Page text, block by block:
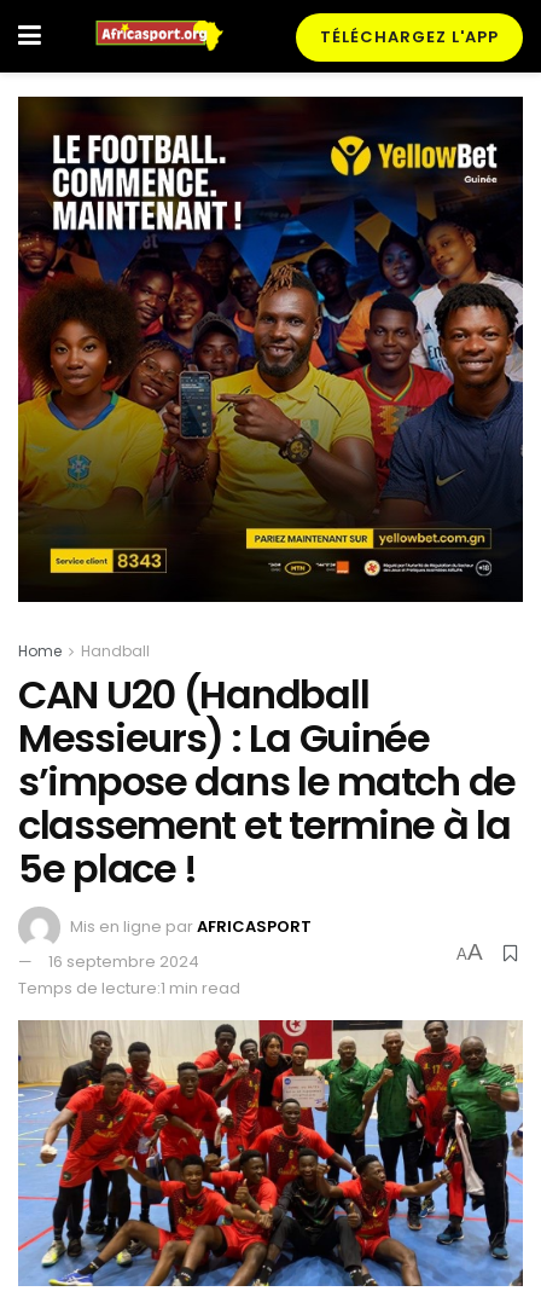
TÉLÉCHARGEZ L'APP
Home Handball
CAN U20 (Handball
Messieurs) : La Guinée
s’impose dans le match de
classement et termine à la
5e place !
Mis en ligne parAFRICASPORT
16 septembre 2024
Temps de lecture:1 min read
AA